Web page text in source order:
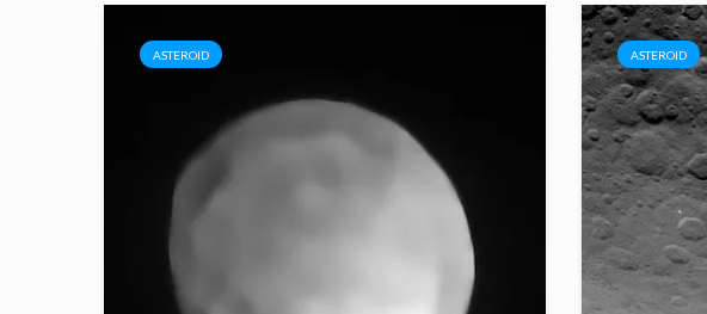
ASTEROID ASTEROID